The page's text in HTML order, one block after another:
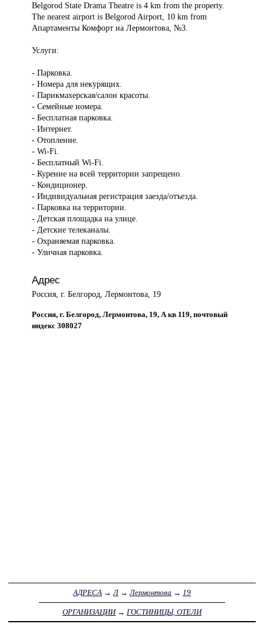
Belgorod State Drama Theatre is 4 km from the property.
The nearest airport is Belgorod Airport, 10 km from
Апартаменты Комфорт на Лермонтова, №3.
Услуги:
- Парковка.
- Номера для некурящих.
- Парикмахерская/салон красоты.
- Семейные номера.
- Бесплатная парковка.
- Интернет.
- Отопление.
- Wi-Fi.
- Бесплатный Wi-Fi.
- Курение на всей территории запрещено.
- Кондиционер.
- Индивидуальная регистрация заезда/отъезда.
- Парковка на территории.
- Детская площадка на улице.
- Детские телеканалы.
- Охраняемая парковка.
- Уличная парковка.
Адрес
Россия, г. Белгород, Лермонтова, 19
Россия, г. Белгород, Лермонтова, 19, А кв 119, почтовый
индекс 308027
АДРЕСА →Л→Лермонтова → 19
ОРГАНИЗАЦИИ→ ГОСТИНИЦЫ, ОТЕЛИ